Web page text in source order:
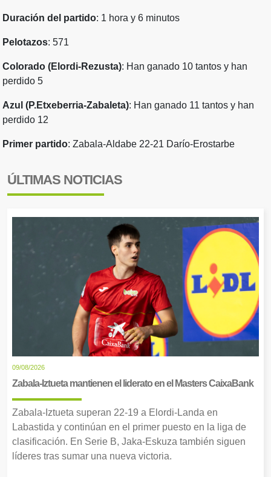
Duración del partido: 1 hora y 6 minutos
Pelotazos: 571
Colorado (Elordi-Rezusta): Han ganado 10 tantos y han
perdido 5
Azul (P.Etxeberria-Zabaleta): Han ganado 11 tantos y han
perdido 12
Primer partido: Zabala-Aldabe 22-21 Darío-Erostarbe
ÚLTIMAS NOTICIAS
09/08/2026
Zabala-Iztueta mantienen el liderato en el Masters CaixaBank
Zabala-Iztueta superan 22-19 a Elordi-Landa en
Labastida y continúan en el primer puesto en la liga de
clasificación. En Serie B, Jaka-Eskuza también siguen
líderes tras sumar una nueva victoria.